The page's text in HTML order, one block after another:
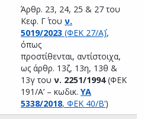
Άρθρ. 23, 24, 25 & 27 του
Κεφ. Γ΄ του ν.
5019/2023 (ΦΕΚ 27/Α΄),
όπως
προστίθενται, αντίστοιχα,
ως άρθρ. 13ζ, 13η, 13θ &
13γ του ν. 2251/1994(ΦΕΚ
191/Α’ – κωδικ. ΥΑ
5338/2018, ΦΕΚ 40/Β’)